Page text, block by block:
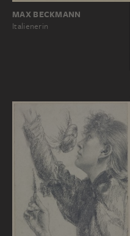
MAX BECKMANN
Italienerin